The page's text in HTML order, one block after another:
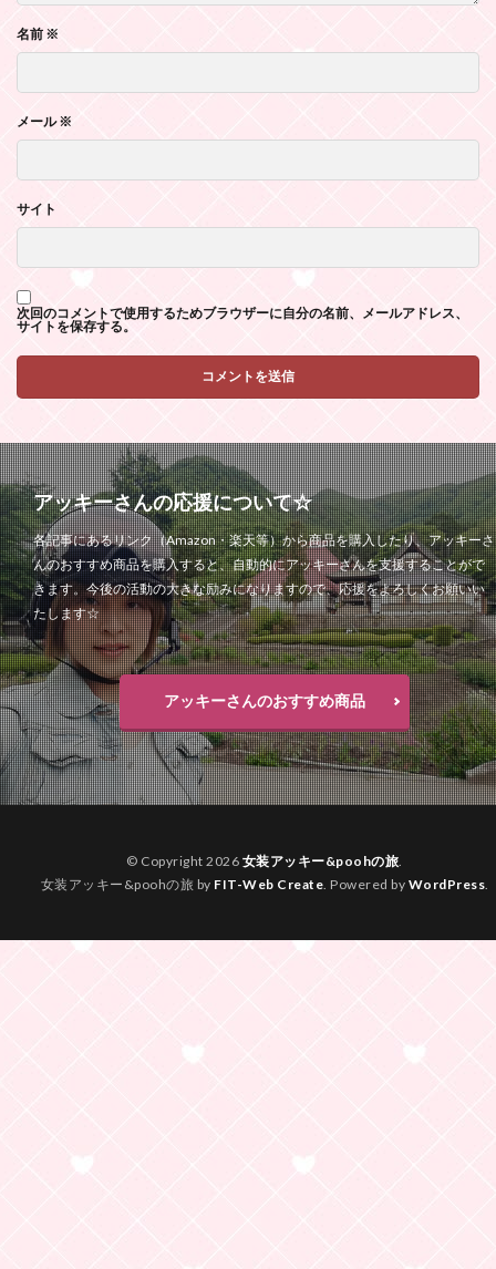
名前 ※
メール※
サイト
次回のコメントで使用するためブラウザーに自分の名前、メールアドレス、
サイトを保存する。
アッキーさんの応援について☆
各記事にあるリンク（Amazon・楽天等）から商品を購入したり、アッキーさ
んのおすすめ商品を購入すると、自動的にアッキーさんを支援することがで
きます。今後の活動の大きな励みになりますので、応援をよろしくお願いい
たします☆
アッキーさんのおすすめ商品
© Copyright 2026 女装アッキー&poohの旅.
女装アッキー&poohの旅 by FIT-Web Create. Powered by WordPress.